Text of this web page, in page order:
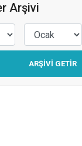
Arşivi
ARŞIVI GETIR